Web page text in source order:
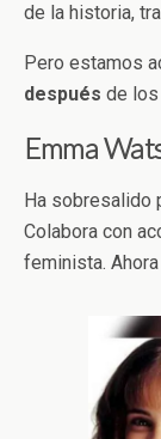
de la historia,
Pero estamos
después de los
Emma
Ha sobresalido
Colabora con
feminista.